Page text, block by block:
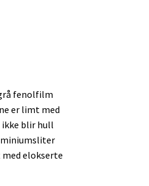
fenolfilm
er limt med
blir hull
elokserte